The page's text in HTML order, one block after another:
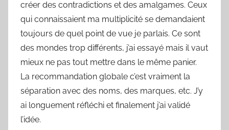
créer des contradictions et des amalgames. Ceux
qui connaissaient ma multiplicité se demandaient
toujours de quel point de vue je parlais. Ce sont
des mondes trop différents, j’ai essayé mais il vaut
mieux ne pas tout mettre dans le même panier.
La recommandation globale c’est vraiment la
séparation avec des noms, des marques, etc. J’y
ai longuement réfléchi et finalement j’ai validé
l’idée.